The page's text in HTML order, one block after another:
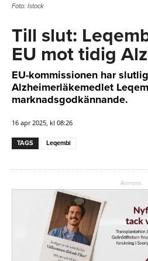
Foto: Istock
Till slut:
EU mot tidig
EU-kommissionen har
Alzheimerläkemedlet
marknadsgodkännande.
16 apr 2025, kl 08:26
TAGS Leqembi
Annons